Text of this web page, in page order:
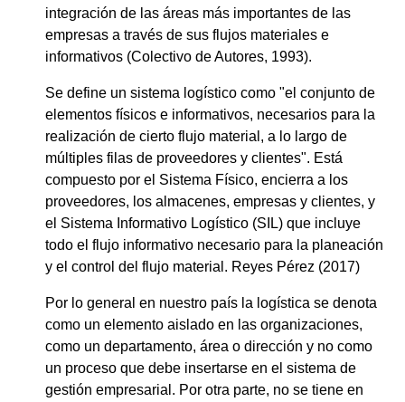
integración de las áreas más importantes de las
empresas a través de sus flujos materiales e
informativos (Colectivo de Autores, 1993).
Se define un sistema logístico como "el conjunto de
elementos físicos e informativos, necesarios para la
realización de cierto flujo material, a lo largo de
múltiples filas de proveedores y clientes". Está
compuesto por el Sistema Físico, encierra a los
proveedores, los almacenes, empresas y clientes, y
el Sistema Informativo Logístico (SIL) que incluye
todo el flujo informativo necesario para la planeación
y el control del flujo material. Reyes Pérez (2017)
Por lo general en nuestro país la logística se denota
como un elemento aislado en las organizaciones,
como un departamento, área o dirección y no como
un proceso que debe insertarse en el sistema de
gestión empresarial. Por otra parte, no se tiene en